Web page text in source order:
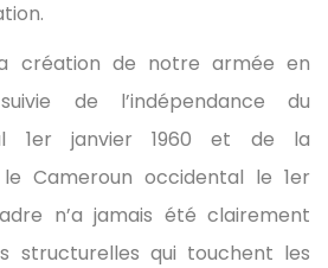
création de notre armée en
de l’indépendance du
1er janvier 1960 et de la
Cameroun occidental le 1er
n’a jamais été clairement
structurelles qui touchent les